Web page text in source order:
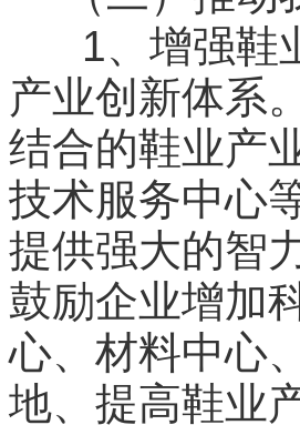
1、增强鞋
产业创新体系
结合的鞋业产
技术服务中心
提供强大的智
鼓励企业增加
心、材料中心
地、提高鞋业